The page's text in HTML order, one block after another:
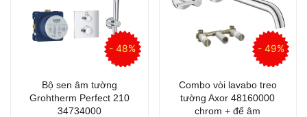
- 48%
Bộ sen âm tường
Grohtherm Perfect 210
34734000
- 49%
Combo vòi lavabo treo
tường Axor 48160000
chrom + đế âm